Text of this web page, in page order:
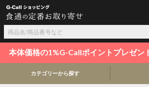
本体価格の1%G-Callポイントプレゼン
カテゴリーから探す